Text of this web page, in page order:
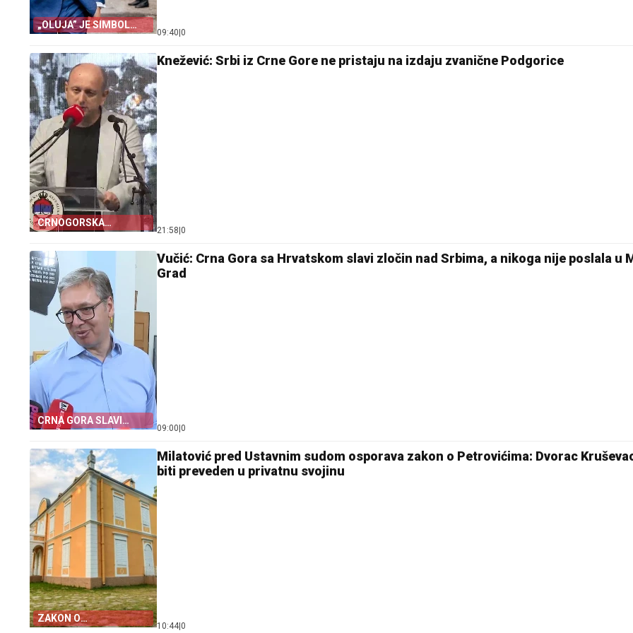
„OLUJA” JE SIMBOL
PROGONA
09:40 0
CRNOGORSKA
ZASTAVA PORED
Knežević: Srbi iz Crne Gore ne pristaju na izdaju zvanične Podgorice
21:58 0
CRNA GORA SLAVI
„OLUJU”
Vučić: Crna Gora sa Hrvatskom slavi zločin nad Srbima, a nikoga nije poslala u
Grad
09:00 0
ZAKON O
PETROVIĆIMA
Milatović pred Ustavnim sudom osporava zakon o Petrovićima: Dvorac
biti preveden u privatnu svojinu
10:44 0